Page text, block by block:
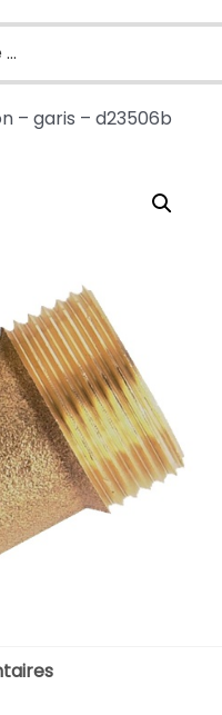
– garis – d23506b